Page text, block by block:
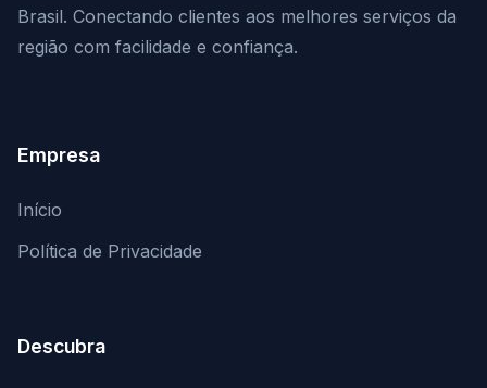
Brasil. Conectando clientes aos melhores serviços da
região com facilidade e confiança.
Empresa
Início
Política de Privacidade
Descubra